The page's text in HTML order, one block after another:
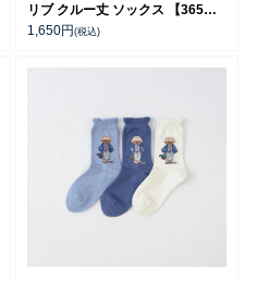
リブ クルー丈 ソックス 【365日
最短翌日発送】92572201
1,650円(税込)